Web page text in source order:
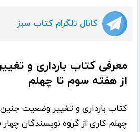
کانال تلگرام کتاب سبز
معرفی کتاب بارداری و
از هفته سوم تا چهلم
کتاب بارداری و تغییر وضعیت
چهلم کاری از گروه نویسندگان